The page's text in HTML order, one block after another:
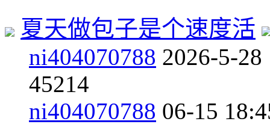
夏天做包子是个速度活
ni404070788 2026-5-28
45214
ni404070788 06-15